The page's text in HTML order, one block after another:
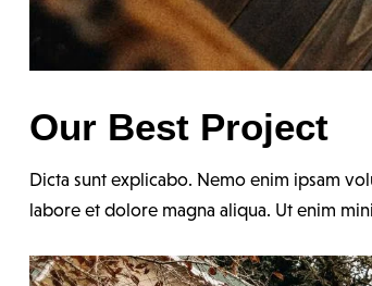
Our Best Project
Dicta sunt explicabo. Nemo enim ipsam
labore et dolore magna aliqua. Ut enim